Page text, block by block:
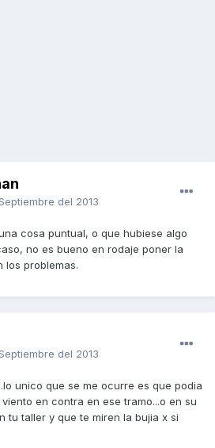
del 2013
cosa puntual, o que hubiese algo
no es bueno en rodaje poner la
los problemas.
del 2013
unico que se me ocurre es que podia
en contra en ese tramo...o en su
tu taller y que te miren la bujia x si